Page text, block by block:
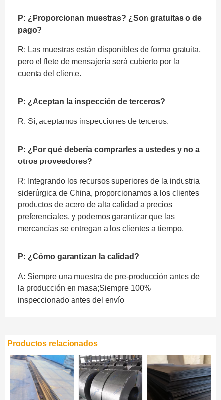
P: ¿Proporcionan muestras? ¿Son gratuitas o de
pago?
R: Las muestras están disponibles de forma gratuita,
pero el flete de mensajería será cubierto por la
cuenta del cliente.
P: ¿Aceptan la inspección de terceros?
R: Sí, aceptamos inspecciones de terceros.
P: ¿Por qué debería comprarles a ustedes y no a
otros proveedores?
R: Integrando los recursos superiores de la industria
siderúrgica de China, proporcionamos a los clientes
productos de acero de alta calidad a precios
preferenciales, y podemos garantizar que las
mercancías se entregan a los clientes a tiempo.
P: ¿Cómo garantizan la calidad?
A: Siempre una muestra de pre-producción antes de
la producción en masa;Siempre 100%
inspeccionado antes del envío
Productos relacionados